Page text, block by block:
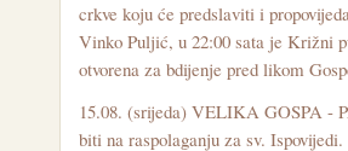
crkve koju će predslaviti i
Vinko Puljić, u 22:00 sata je Križni
otvorena za bdijenje pred likom
15.08. (srijeda) VELIKA GOSPA -
biti na raspolaganju za sv.